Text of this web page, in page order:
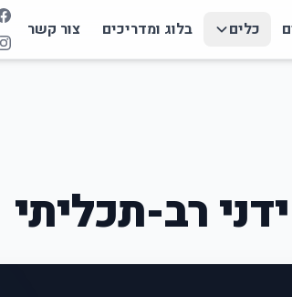
כלים בלוג ומדריכים צור קשר
רב-תכליתי